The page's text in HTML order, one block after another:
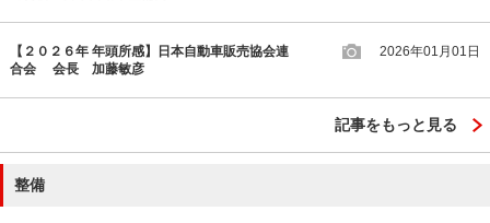
【２０２６年 年頭所感】日本自動車販売協会連
合会 会長 加藤敏彦
2026年01月01日
記事をもっと見る
整備